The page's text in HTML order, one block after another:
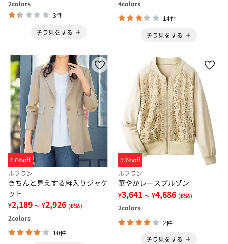
2colors
3件
チラ見をする
4colors
14件
チラ見をする
67%off
ルフラン
きちんと見えする麻入りジャケ
ット
¥2,189 ～ ¥2,926 (税込)
2colors
10件
53%off
ルフラン
華やかレースブルゾン
¥3,641 ～ ¥4,686 (税込)
2colors
2件
チラ見をする